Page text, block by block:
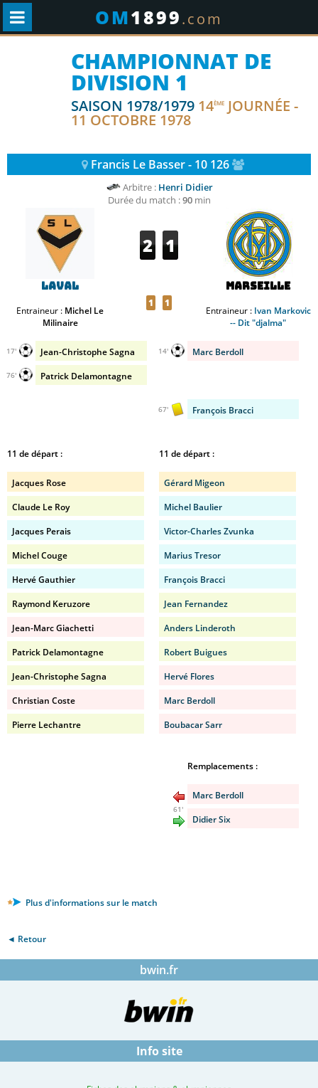
OM1899.com
CHAMPIONNAT DE
DIVISION 1
SAISON 1978/1979 14ÈME JOURNÉE -
11 OCTOBRE 1978
Francis Le Basser - 10 126
Arbitre : Henri Didier
Durée du match :90min
Laval
Entraineur : Michel Le
Milinaire
2 1
1 1
Marseille
Entraineur : Ivan Markovic
-- Dit "djalma"
Jean-Christophe Sagna
17'
Patrick Delamontagne
76'
Marc Berdoll
14'
François Bracci
67'
11 de départ :
Jacques Rose
Claude Le Roy
Jacques Perais
Michel Couge
Hervé Gauthier
Raymond Keruzore
Jean-Marc Giachetti
Patrick Delamontagne
Jean-Christophe Sagna
Christian Coste
Pierre Lechantre
11 de départ :
Gérard Migeon
Michel Baulier
Victor-Charles Zvunka
Marius Tresor
François Bracci
Jean Fernandez
Anders Linderoth
Robert Buigues
Hervé Flores
Marc Berdoll
Boubacar Sarr
Remplacements :
Marc Berdoll
61'
Didier Six
Plus d'informations sur le match
◄ Retour
bwin.fr
Info site